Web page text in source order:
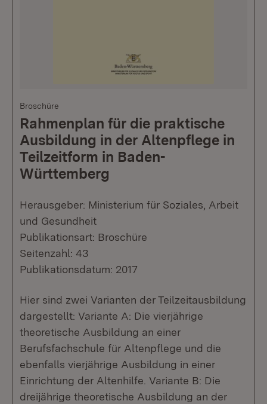
Broschüre
Rahmenplan für die praktische
Ausbildung in der Altenpflege in
Teilzeitform in Baden-
Württemberg
Herausgeber: Ministerium für Soziales, Arbeit
und Gesundheit
Publikationsart: Broschüre
Seitenzahl: 43
Publikationsdatum: 2017
Hier sind zwei Varianten der Teilzeitausbildung
dargestellt: Variante A: Die vierjährige
theoretische Ausbildung an einer
Berufsfachschule für Altenpflege und die
ebenfalls vierjährige Ausbildung in einer
Einrichtung der Altenhilfe. Variante B: Die
dreijährige theoretische Ausbildung an der